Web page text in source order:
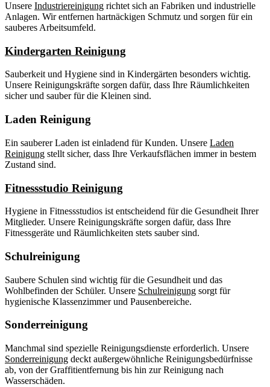
Unsere Industriereinigung richtet sich an Fabriken und industrielle
Anlagen. Wir entfernen hartnäckigen Schmutz und sorgen für ein
sauberes Arbeitsumfeld.
Kindergarten Reinigung
Sauberkeit und Hygiene sind in Kindergärten besonders wichtig.
Unsere Reinigungskräfte sorgen dafür, dass Ihre Räumlichkeiten
sicher und sauber für die Kleinen sind.
Laden Reinigung
Ein sauberer Laden ist einladend für Kunden. Unsere Laden
Reinigung stellt sicher, dass Ihre Verkaufsflächen immer in bestem
Zustand sind.
Fitnessstudio Reinigung
Hygiene in Fitnessstudios ist entscheidend für die Gesundheit Ihrer
Mitglieder. Unsere Reinigungskräfte sorgen dafür, dass Ihre
Fitnessgeräte und Räumlichkeiten stets sauber sind.
Schulreinigung
Saubere Schulen sind wichtig für die Gesundheit und das
Wohlbefinden der Schüler. Unsere Schulreinigung sorgt für
hygienische Klassenzimmer und Pausenbereiche.
Sonderreinigung
Manchmal sind spezielle Reinigungsdienste erforderlich. Unsere
Sonderreinigung deckt außergewöhnliche Reinigungsbedürfnisse
ab, von der Graffitientfernung bis hin zur Reinigung nach
Wasserschäden.